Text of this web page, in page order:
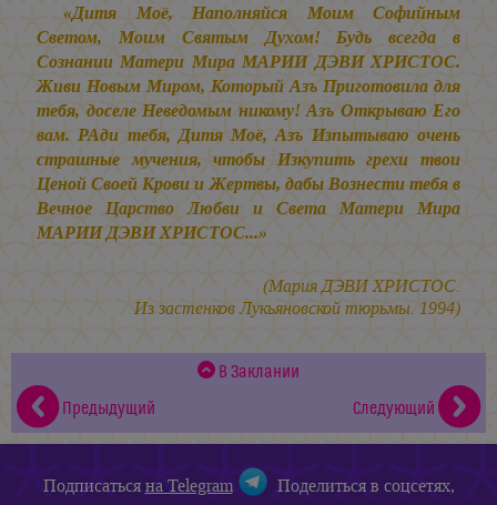
«Дитя Моё, Наполняйся Моим Софийным
Светом, Моим Святым Духом! Будь всегда в
Сознании Матери Мира МАРИИ ДЭВИ ХРИСТОС.
Живи Новым Миром, Который Азъ Приготовила для
тебя, доселе Неведомым никому! Азъ Открываю Его
вам. РАди тебя, Дитя Моё, Азъ Изпытываю очень
страшные мучения, чтобы Изкупить грехи твои
Ценой Своей Крови и Жертвы, дабы Вознести тебя в
Вечное Царство Любви и Света Матери Мира
МАРИИ ДЭВИ ХРИСТОС...»
(Мария ДЭВИ ХРИСТОС.
Из застенков Лукьяновской тюрьмы. 1994)
В Заклании
Предыдущий
Следующий
Подписатьсяна Telegram
Поделиться в соцсетях,